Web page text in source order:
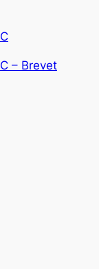
– Brevet